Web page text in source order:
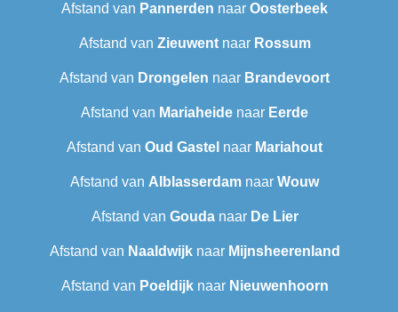
Afstand van Pannerden naar Oosterbeek
Afstand van Zieuwentnaar Rossum
Afstand van Drongelen naar Brandevoort
Afstand van Mariaheide naar Eerde
Afstand van Oud Gastel naar Mariahout
Afstand van Alblasserdam naar Wouw
Afstand van Goudanaar De Lier
Afstand van Naaldwijknaar Mijnsheerenland
Afstand van Poeldijknaar Nieuwenhoorn